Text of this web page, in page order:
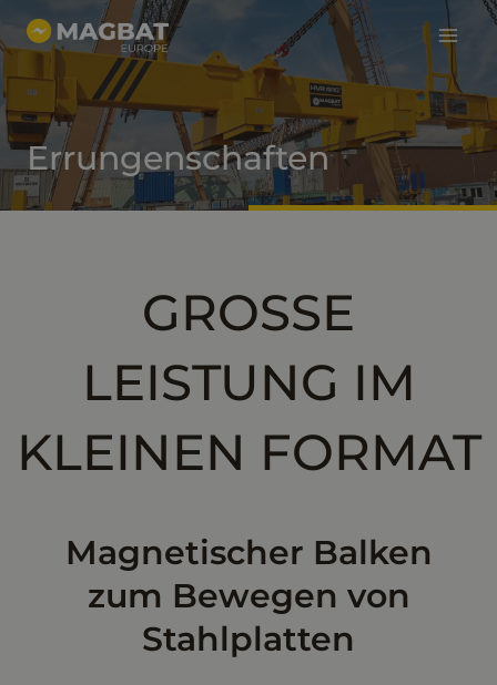
Inhalt
Errungenschaften
GROSSE
LEISTUNG IM
KLEINEN FORMAT
Magnetischer Balken
zum Bewegen von
Stahlplatten